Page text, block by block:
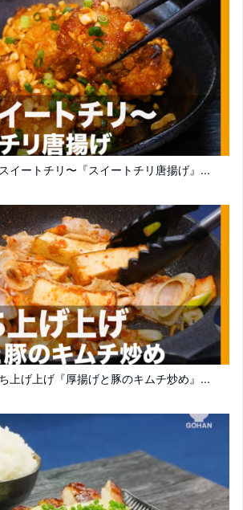
イートチリ〜『スイートチリ唐揚げ』...
上げ上げ『厚揚げと豚のキムチ炒め』...